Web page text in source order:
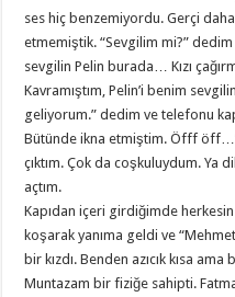
ses hiç benzemiyordu. Gerçi
etmemiştik. “Sevgilim mi?”
sevgilin Pelin burada… Kızı
Kavramıştım, Pelin’i benim
geliyorum.” dedim ve telefonu
Bütünde ikna etmiştim. Öfff
çıktım. Çok da coşkuluydum. Ya
açtım.
Kapıdan içeri girdiğimde
koşarak yanıma geldi ve
bir kızdı. Benden azıcık kısa
Muntazam bir fiziğe sahipti.